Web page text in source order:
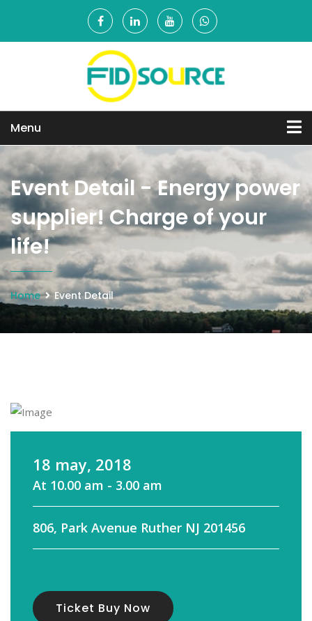
Menu
Event Detail - Energy power
supplier! Charge of your
life!
Home Event Detail
18 may, 2018
At 10.00 am - 3.00 am
806, Park Avenue Ruther NJ 201456
Ticket Buy Now